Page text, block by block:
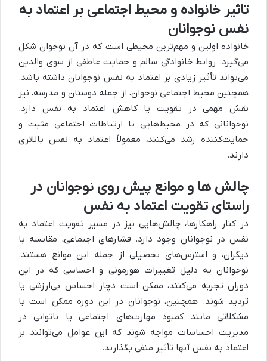
تاثیر خانواده و محیط اجتماعی بر اعتماد به
نفس نوجوانان
خانواده اولین و مهم‌ترین محیطی است که در آن نوجوان شکل
می‌گیرد. روابط خانوادگی سالم و حمایت عاطفی از سوی والدین
می‌تواند تأثیر زیادی بر اعتماد به نفس نوجوانان داشته باشد.
همچنین محیط اجتماعی نوجوان، از جمله دوستان و مدرسه، نیز
نقش مهمی در تقویت یا کاهش اعتماد به نفس دارد.
نوجوانانی که در محیط‌هایی با ارتباطات اجتماعی مثبت و
حمایت‌کننده رشد می‌کنند، معمولاً اعتماد به نفس بالاتری
دارند.
چالش ها و موانع پیش روی نوجوانان در
راستای تقویت اعتماد به نفس
در کنار راهکارها، چالش‌هایی نیز در مسیر تقویت اعتماد به
نفس در نوجوانان وجود دارد. فشارهای اجتماعی، مقایسه با
دیگران، و استرس‌های تحصیلی از جمله این موانع هستند.
نوجوانان به دلیل تغییرات هورمونی و احساسی که در این
دوران تجربه می‌کنند، ممکن است دچار احساس بی‌ارزشی یا
تردید شوند. همچنین، نوجوانان در این دوره ممکن است با
مشکلاتی مانند کمبود مهارت‌های اجتماعی یا ناتوانی در
مدیریت احساسات مواجه شوند که این عوامل می‌توانند بر
اعتماد به نفس آنها تأثیر منفی بگذارند.